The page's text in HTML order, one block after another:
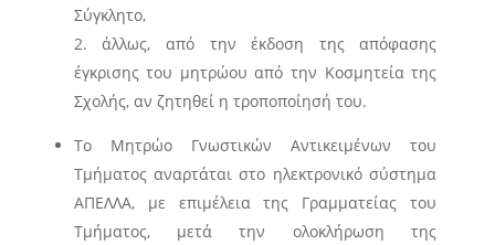
Σύγκλητο,
άλλως, από την έκδοση της απόφασης
έγκρισης του μητρώου από την Κοσμητεία της
Σχολής, αν ζητηθεί η τροποποίησή του.
Το Μητρώο Γνωστικών Αντικειμένων του
Τμήματος αναρτάται στο ηλεκτρονικό σύστημα
ΑΠΕΛΛΑ, με επιμέλεια της Γραμματείας του
Τμήματος, μετά την ολοκλήρωση της